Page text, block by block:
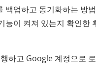
백업하고 동기화하는 방
능이 켜져 있는지 확인
하고 Google 계정으로